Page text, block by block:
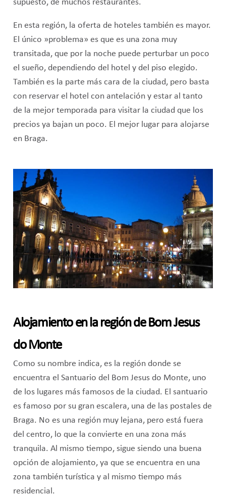
supuesto, de muchos restaurantes.
En esta región, la oferta de hoteles también es mayor.
El único »problema» es que es una zona muy
transitada, que por la noche puede perturbar un poco
el sueño, dependiendo del hotel y del piso elegido.
También es la parte más cara de la ciudad, pero basta
con reservar el hotel con antelación y estar al tanto
de la mejor temporada para visitar la ciudad que los
precios ya bajan un poco. El mejor lugar para alojarse
en Braga.
Alojamiento en la región de Bom Jesus
do Monte
Como su nombre indica, es la región donde se
encuentra el Santuario del Bom Jesus do Monte, uno
de los lugares más famosos de la ciudad. El santuario
es famoso por su gran escalera, una de las postales de
Braga. No es una región muy lejana, pero está fuera
del centro, lo que la convierte en una zona más
tranquila. Al mismo tiempo, sigue siendo una buena
opción de alojamiento, ya que se encuentra en una
zona también turística y al mismo tiempo más
residencial.